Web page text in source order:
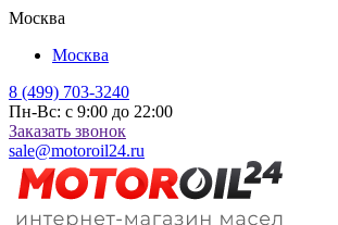
Москва
Москва
8 (499) 703-3240
Пн-Вс: с 9:00 до 22:00
Заказать звонок
sale@motoroil24.ru